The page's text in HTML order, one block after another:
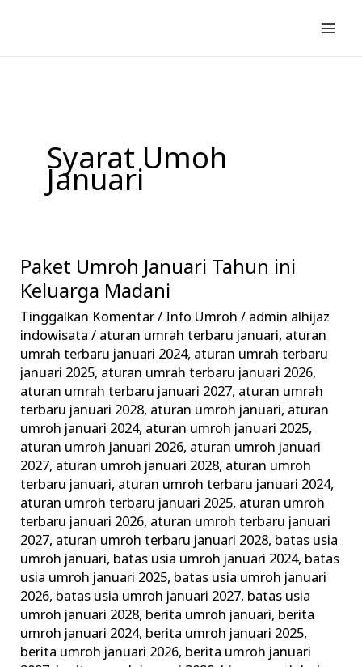
konten
Syarat Umoh
Januari
Paket Umroh Januari Tahun ini
Keluarga Madani
Tinggalkan Komentar/ Info Umroh / admin alhijaz
indowisata/ aturan umrah terbaru januari, aturan
umrah terbaru januari 2024, aturan umrah terbaru
januari 2025, aturan umrah terbaru januari 2026,
aturan umrah terbaru januari 2027, aturan umrah
terbaru januari 2028, aturan umroh januari, aturan
umroh januari 2024, aturan umroh januari 2025,
aturan umroh januari 2026, aturan umroh januari
2027, aturan umroh januari 2028, aturan umroh
terbaru januari, aturan umroh terbaru januari 2024,
aturan umroh terbaru januari 2025, aturan umroh
terbaru januari 2026, aturan umroh terbaru januari
2027, aturan umroh terbaru januari 2028, batas usia
umroh januari, batas usia umroh januari 2024, batas
usia umroh januari 2025, batas usia umroh januari
2026, batas usia umroh januari 2027, batas usia
umroh januari 2028, berita umroh januari, berita
umroh januari 2024, berita umroh januari 2025,
berita umroh januari 2026, berita umroh januari
Paket
Umroh
Januari
Tahun
ini
Keluarga
Madani